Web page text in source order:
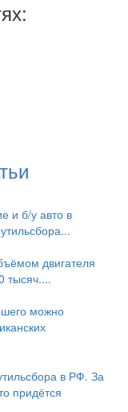
и б/у авто в
двигателя
тысяч....
можно
в РФ. За
придётся